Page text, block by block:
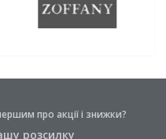
про акції і знижки?
розсилку